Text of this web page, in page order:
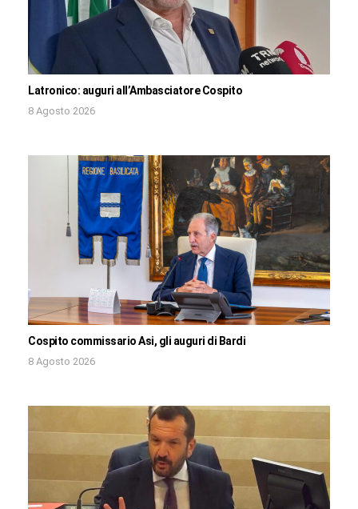
Latronico: auguri all’Ambasciatore Cospito
8 Agosto 2026
Cospito commissario Asi, gli auguri di Bardi
8 Agosto 2026